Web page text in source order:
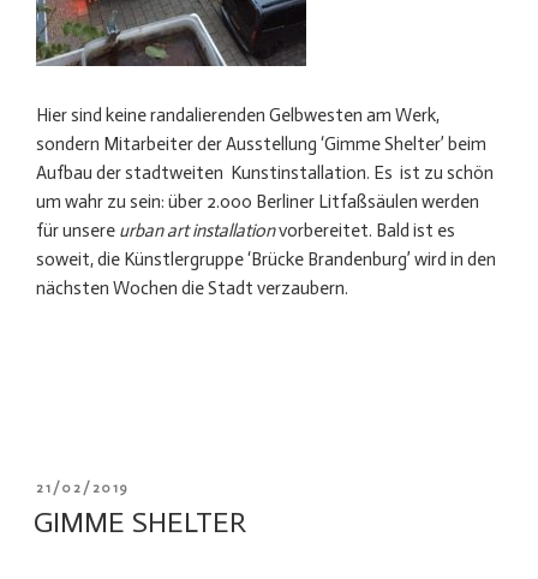
Hier sind keine randalierenden Gelbwesten am Werk,
sondern Mitarbeiter der Ausstellung ‘Gimme Shelter’ beim
Aufbau der stadtweiten Kunstinstallation. Es ist zu schön
um wahr zu sein: über 2.000 Berliner Litfaßsäulen werden
für unsere urban art installationvorbereitet. Bald ist es
soweit, die Künstlergruppe ‘Brücke Brandenburg’ wird in den
nächsten Wochen die Stadt verzaubern.
VERÖFFENTLICHT
21/02/2019
GIMME SHELTER